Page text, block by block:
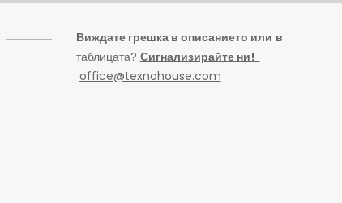
Виждате грешка в описанието или в
таблицата? Сигнализирайте ни!
office@texnohouse.com